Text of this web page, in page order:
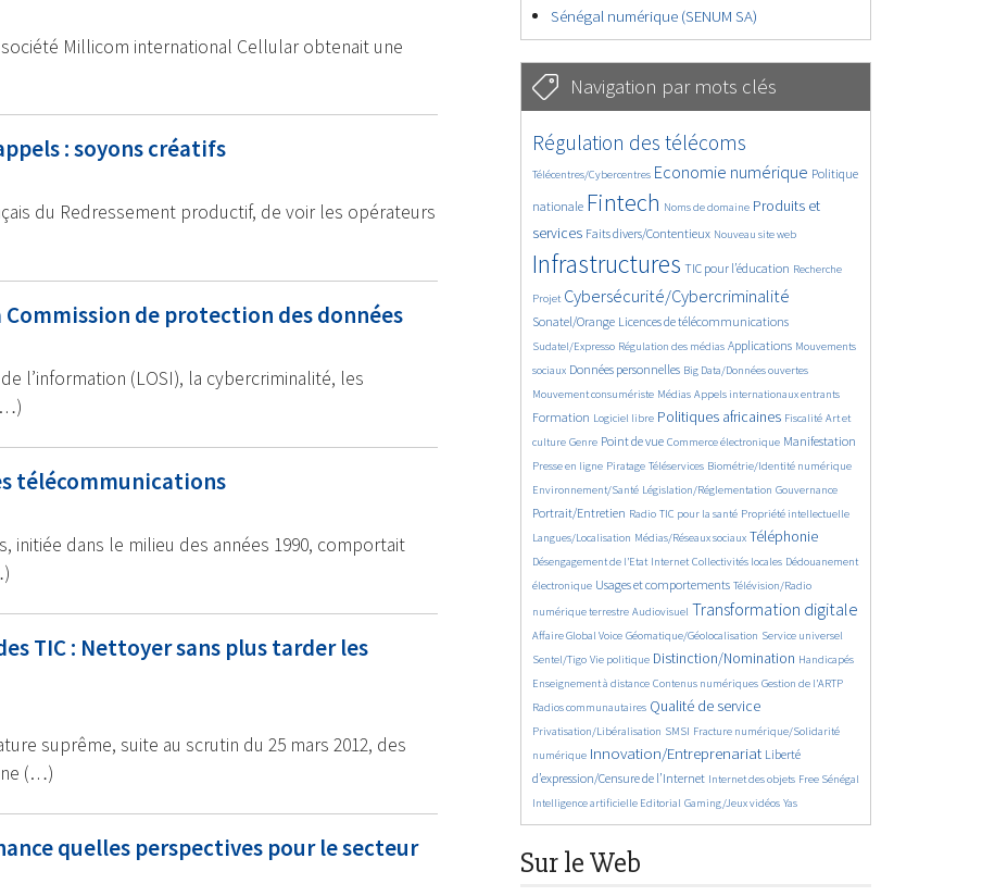
Millicom international Cellular obtenait une
: soyons créatifs
du Redressement productif, de voir les opérateurs
de protection des données
l’information (LOSI), la cybercriminalité, les
télécommunications
dans le milieu des années 1990, comportait
TIC : Nettoyer sans plus tarder les
suprême, suite au scrutin du 25 mars 2012, des
(…)
quelles perspectives pour le secteur
Sénégal numérique (SENUM SA)
Navigation par mots clés
2427/3094
Régulation des télécoms
180/3094
Télécentres/Cybercentres
1918/3094 Economie numérique
949/3094
Politique
nationale
2761/3094Fintech
307/3094
Noms de domaine
1259/3094
Produits et
services
767/3094Faits divers/Contentieux
443/3094 Nouveau site web
3094/3094
Infrastructures
987/3094
TIC pour l’éducation
96/3094
Recherche
121/3094
Projet
1783/3094Cybersécurité/Cybercriminalité
995/3094
Sonatel/Orange
827/3094 Licences de télécommunications
145/3094
Sudatel/Expresso
521/3094 Régulation des médias
810/3094 Applications
543/3094
Mouvements
sociaux
827/3094Données personnelles
71/3094 Big Data/Données ouvertes
315/3094
Mouvement consumériste
184/3094 Médias
340/3094 Appels internationaux entrants
826/3094
Formation
47/3094 Logiciel libre
1372/3094 Politiques africaines
573/3094 Fiscalité
86/3094
Art et
culture
301/3094
Genre
948/3094 Point de vue
558/3094 Commerce électronique
809/3094 Manifestation
168/3094
Presse en ligne
65/3094 Piratage
105/3094 Téléservices
587/3094 Biométrie/Identité numérique
187/3094
Environnement/Santé
175/3094 Législation/Réglementation
245/3094 Gouvernance
904/3094
Portrait/Entretien
73/3094 Radio
437/3094 TIC pour la santé
142/3094 Propriété intellectuelle
31/3094
Langues/Localisation
597/3094 Médias/Réseaux sociaux
1060/3094 Téléphonie
96/3094
Désengagement de l’Etat
531/3094 Internet
59/3094 Collectivités locales
210/3094
Dédouanement
électronique
693/3094 Usages et comportements
522/3094
Télévision/Radio
numérique terrestre
279/3094 Audiovisuel
1909/3094 Transformation digitale
224/3094
Affaire Global Voice
80/3094 Géomatique/Géolocalisation
164/3094 Service universel
336/3094
Sentel/Tigo
91/3094 Vie politique
1088/3094 Distinction/Nomination
19/3094 Handicapés
363/3094
Enseignement à distance
390/3094 Contenus numériques
318/3094 Gestion de l’ARTP
89/3094
Radios communautaires
1130/3094 Qualité de service
237/3094
Privatisation/Libéralisation
68/3094 SMSI
240/3094
Fracture numérique/Solidarité
numérique
1414/3094Innovation/Entreprenariat
698/3094
Liberté
d’expression/Censure de l’Internet
24/3094 Internet des objets
86/3094 Free Sénégal
446/3094
Intelligence artificielle
103/3094 Editorial
40/3094 Gaming/Jeux vidéos
14/3094 Yas
Sur le Web